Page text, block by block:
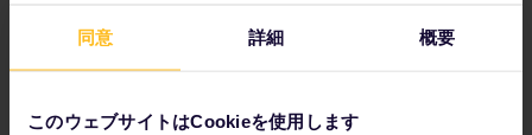
同意 詳細 概要
このウェブサイトはCookieを使用します
弊社の予約サービス経由
Rail Planner アプリ
B-Europe ウェブサイト経由